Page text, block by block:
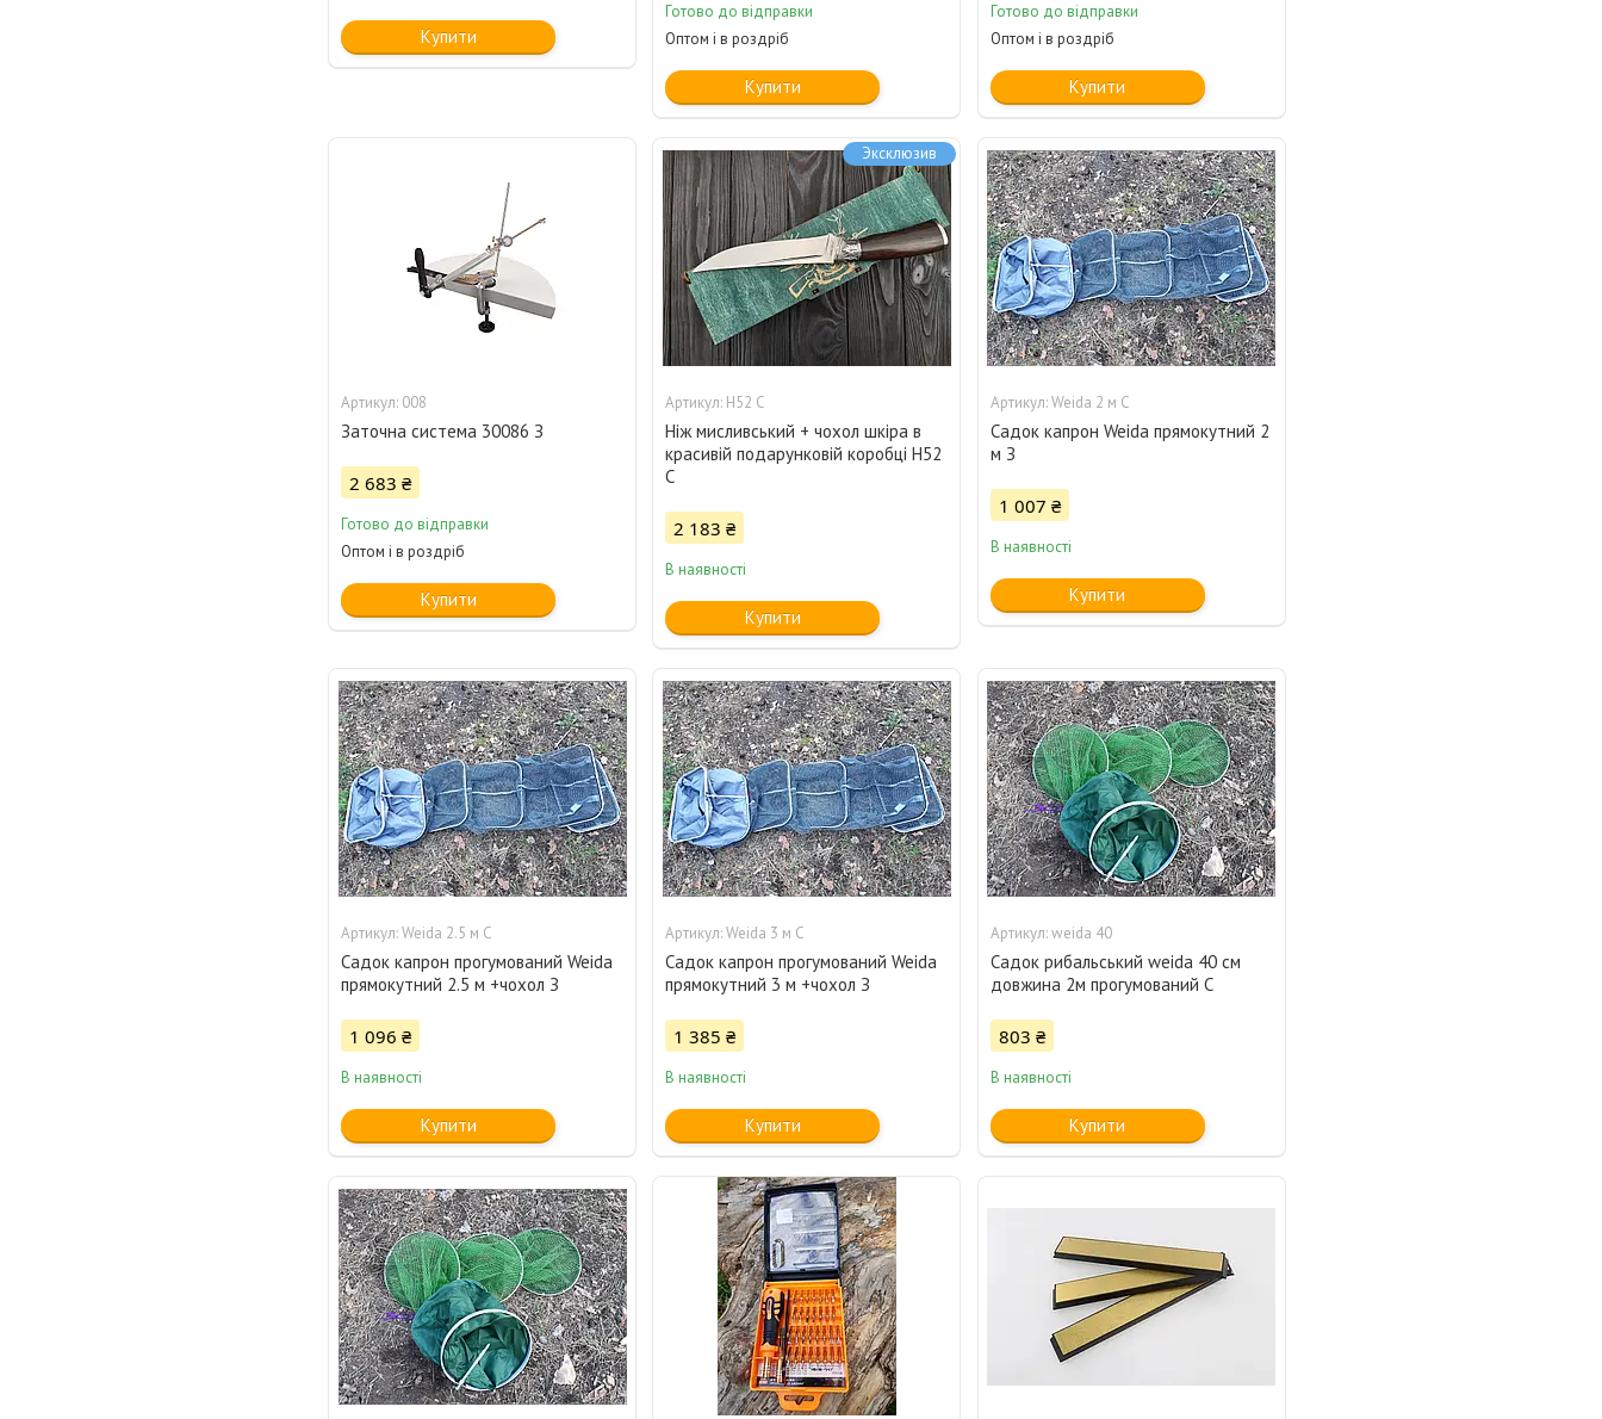
Купити
Готово до відправки
Оптом і в роздріб
Купити
Готово до відправки
Оптом і в роздріб
Купити
008
Заточна система 30086 З
2 683 ₴
Готово до відправки
Оптом і в роздріб
Купити
Эксклюзив
H52 С
Ніж мисливський + чохол шкіра в
красивій подарунковій коробці H52
С
2 183 ₴
В наявності
Купити
Weida 2 м С
Садок капрон Weida прямокутний 2
м З
1 007 ₴
В наявності
Купити
Weida 2.5 м С
Садок капрон прогумований Weida
прямокутний 2.5 м +чохол З
1 096 ₴
В наявності
Купити
Weida 3 м С
Садок капрон прогумований Weida
прямокутний 3 м +чохол З
1 385 ₴
В наявності
Купити
weida 40
Садок рибальський weida 40 см
довжина 2м прогумований C
803 ₴
В наявності
Купити